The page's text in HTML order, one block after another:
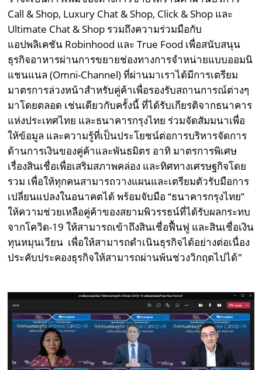
Call & Shop, Luxury Chat & Shop, Click & Shop และ
Ultimate Chat & Shop รวมถึงความร่วมมือกับ
แอปพลิเคชัน Robinhood และ True Food เพื่อสนับสนุน
ธุรกิจอาหารผ่านการขยายช่องทางการจำหน่ายแบบออมนิ
แชนแนล (Omni-Channel) ที่ผ่านมาเราได้มีการเตรียม
มาตรการล่วงหน้าสำหรับคู่ค้าเพื่อรองรับสถานการณ์ต่างๆ
มาโดยตลอด เช่นเดียวกับครั้งนี้ ที่ได้รับเกียรติจากธนาคาร
แห่งประเทศไทย และธนาคารกรุงไทย ร่วมจัดสัมมนาเพื่อ
ให้ข้อมูล และความรู้ที่เป็นประโยชน์ต่อการบริหารจัดการ
ด้านการเงินของคู่ค้าและพันธมิตร อาทิ มาตรการพิเศษ
เรื่องสินเชื่อเพื่อเสริมสภาพคล่อง และทิศทางเศรษฐกิจโดย
รวม เพื่อให้ทุกคนสามารถวางแผนและเตรียมตัวรับมือการ
เปลี่ยนแปลงในอนาคตได้ พร้อมจับมือ “ธนาคารกรุงไทย”
ให้ความช่วยเหลือคู่ค้าของสยามพิวรรธน์ที่ได้รับผลกระทบ
จากโควิด-19 ให้สามารถเข้าถึงสินเชื่อฟื้นฟู และสินเชื่อเงิน
ทุนหมุนเวียน เพื่อให้สามารถดำเนินธุรกิจได้อย่างต่อเนื่อง
ประคับประคองธุรกิจให้สามารถผ่านพ้นช่วงวิกฤตไปได้”